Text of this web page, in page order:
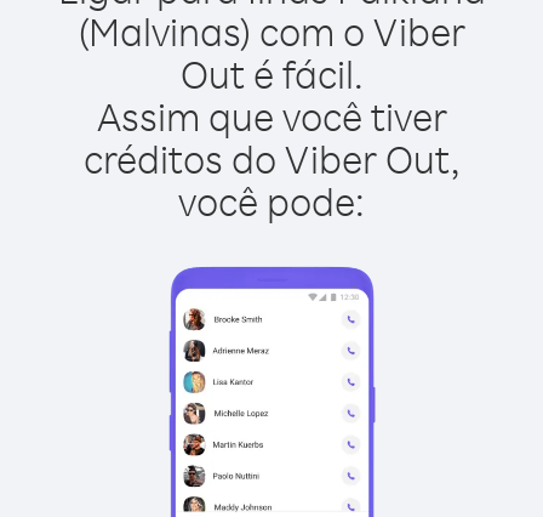
(Malvinas) com o Viber
Out é fácil.
Assim que você tiver
créditos do Viber Out,
você pode: